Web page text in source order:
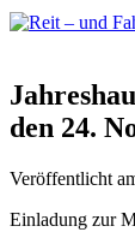
den 24.
Veröffentlicht
Einladung zur